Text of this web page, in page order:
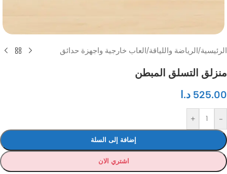
الرئيسية/الرياضة واللياقة/العاب خارجية واجهزة حدائق
منزلق التسلق المبطن
525.00 د.ا
-
+
إضافة إلى السلة
اشتري الان